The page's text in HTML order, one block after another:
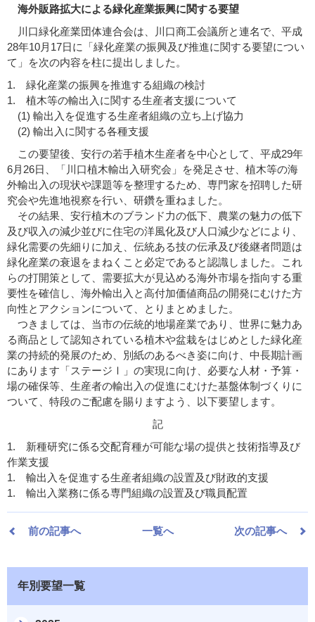
海外販路拡大による緑化産業振興に関する要望
川口緑化産業団体連合会は、川口商工会議所と連名で、平成
28年10月17日に「緑化産業の振興及び推進に関する要望につい
て」を次の内容を柱に提出しました。
1. 緑化産業の振興を推進する組織の検討
1. 植木等の輸出入に関する生産者支援について
(1) 輸出入を促進する生産者組織の立ち上げ協力
(2) 輸出入に関する各種支援
この要望後、安行の若手植木生産者を中心として、平成29年
6月26日、「川口植木輸出入研究会」を発足させ、植木等の海
外輸出入の現状や課題等を整理するため、専門家を招聘した研
究会や先進地視察を行い、研鑽を重ねました。
その結果、安行植木のブランド力の低下、農業の魅力の低下
及び収入の減少並びに住宅の洋風化及び人口減少などにより、
緑化需要の先細りに加え、伝統ある技の伝承及び後継者問題は
緑化産業の衰退をまねくこと必定であると認識しました。これ
らの打開策として、需要拡大が見込める海外市場を指向する重
要性を確信し、海外輸出入と高付加価値商品の開発にむけた方
向性とアクションについて、とりまとめました。
つきましては、当市の伝統的地場産業であり、世界に魅力あ
る商品として認知されている植木や盆栽をはじめとした緑化産
業の持続的発展のため、別紙のあるべき姿に向け、中長期計画
にあります「ステージⅠ」の実現に向け、必要な人材・予算・
場の確保等、生産者の輸出入の促進にむけた基盤体制づくりに
ついて、特段のご配慮を賜りますよう、以下要望します。
記
1. 新種研究に係る交配育種が可能な場の提供と技術指導及び
作業支援
1. 輸出入を促進する生産者組織の設置及び財政的支援
1. 輸出入業務に係る専門組織の設置及び職員配置
前の記事へ 一覧へ 次の記事へ
年別要望一覧